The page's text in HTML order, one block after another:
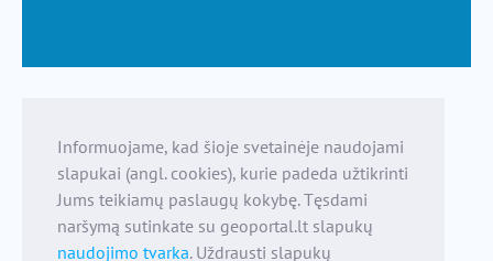
Informuojame, kad šioje svetainėje naudojami
slapukai (angl. cookies), kurie padeda užtikrinti
Jums teikiamų paslaugų kokybę. Tęsdami
naršymą sutinkate su geoportal.lt slapukų
naudojimo tvarka. Uždrausti slapukų